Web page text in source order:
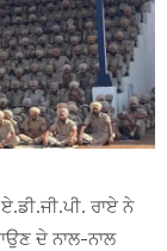
ਰਾਏ ਨੇ
ਦੇ ਨਾਲ-ਨਾਲ